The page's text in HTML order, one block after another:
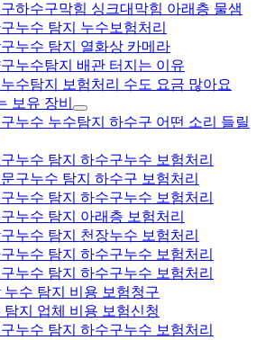
하수구막힘 싱크대막힘 아래층 물샘
누수 탐지 누수보험처리
누수 탐지 열화상 카메라
누수탐지 배관 터지는 이유
수탐지 보험처리 수도 요금 많아요
보유 장비
누수 누수탐지 하수구 어떤 소리 들릴
누수 탐지 하수구누수 보험처리
구누수 탐지 하수구 보험처리
누수 탐지 하수구누수 보험처리
누수 탐지 아래층 보험처리
누수 탐지 천장누수 보험처리
누수 탐지 하수구누수 보험처리
누수 탐지 하수구누수 보험처리
누수 탐지 비용 보험청구
탐지 업체 비용 보험신청
누수 탐지 하수구누수 보험처리